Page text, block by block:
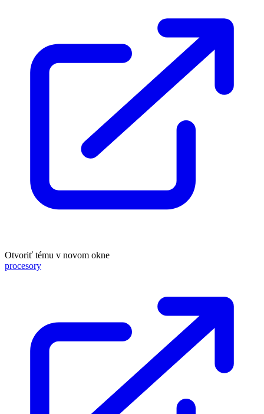
Otvoriť tému v novom okne
procesory